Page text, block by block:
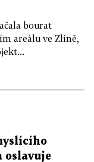
bourat
areálu ve Zlíně,
oslavuje